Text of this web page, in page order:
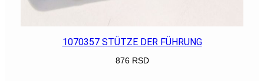
1070357 STÜTZE DER FÜHRUNG
876 RSD